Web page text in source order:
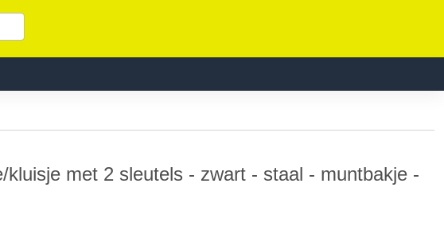
kluisje met 2 sleutels - zwart - staal - muntbakje